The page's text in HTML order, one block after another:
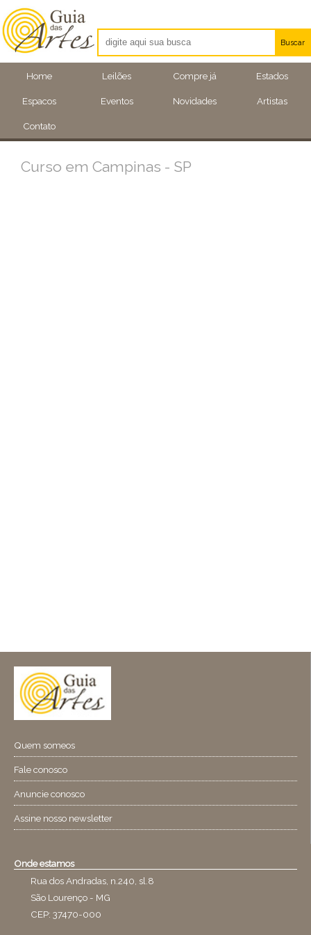
Home Leilões Compre já Estados
Espacos Eventos Novidades Artistas
Contato
Buscar
Artistas
Eventos
Curso em Campinas - SP
Quem someos
Fale conosco
Anuncie conosco
Assine nosso newsletter
Onde estamos
Rua dos Andradas, n.240, sl.8
São Lourenço - MG
CEP: 37470-000